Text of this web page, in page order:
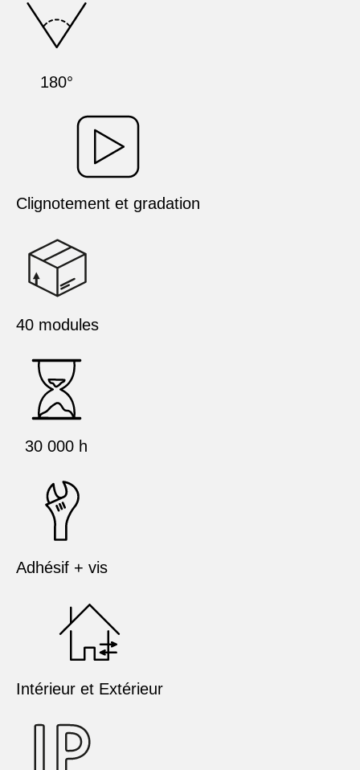
180°
Clignotement et gradation
40 modules
30 000 h
Adhésif + vis
Intérieur et Extérieur